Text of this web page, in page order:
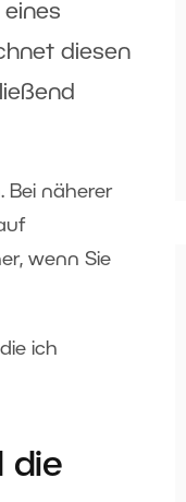
diesen
Bei näherer
wenn Sie
ich
die